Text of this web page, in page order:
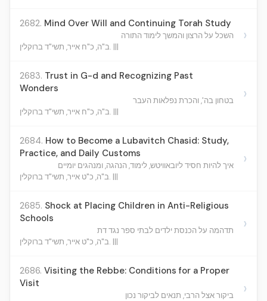
2682. Mind Over Will and Continuing Torah Study
השכל על הרצון והמשך לימוד התורה
ב"ה, כ"ח אייר, תשי"ד ברוקלין. |||
›
2683. Trust in G-d and Recognizing Past
Wonders
בטחון בה', והכרת נפלאות העבר
ב"ה, כ"ח אייר, תשי"ד ברוקלין. |||
›
2684. How to Become a Lubavitch Chasid: Study,
Practice, and Daily Customs
איך להיות חסיד ליובאוויטש, לימוד, הנהגה, ומנהגים יומיים
ב"ה, כ"ט אייר, תשי"ד ברוקלין. |||
›
2685. Shock at Placing Children in Anti-Religious
Schools
תדהמה על הכנסת ילדים לבתי ספר נגד דת
ב"ה, כ"ט אייר, תשי"ד ברוקלין. |||
›
2686. Visiting the Rebbe: Conditions for a Proper
Visit
ביקור אצל הרבי, תנאים לביקור נכון
›